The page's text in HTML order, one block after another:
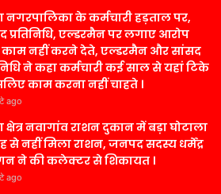
नगरपालिका के कर्मचारी हड़ताल पर,
प्रतिनिधि, एल्डरमैन पर लगाए आरोप
काम नहीं करने देते, एल्डरमैन और सांसद
ने कहा कर्मचारी कई साल से यहां टिके
काम करना नहीं चाहते ।
ago
क्षेत्र नवागांव राशन दुकान में बड़ा घोटाला
से नहीं मिला राशन, जनपद सदस्य धर्मेंद्र
ने की कलेक्टर से शिकायत ।
ago